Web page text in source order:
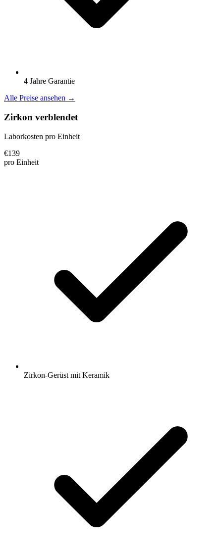
4 Jahre Garantie
Alle Preise ansehen →
Zirkon verblendet
Laborkosten pro Einheit
€139
pro Einheit
Zirkon-Gerüst mit Keramik